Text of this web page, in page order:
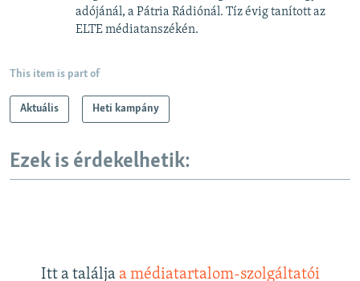
adójánál, a Pátria Rádiónál. Tíz évig tanított az
ELTE médiatanszékén.
This item is part of
Aktuális Heti kampány
Ezek is érdekelhetik:
Itt a találja a médiatartalom-szolgáltatói